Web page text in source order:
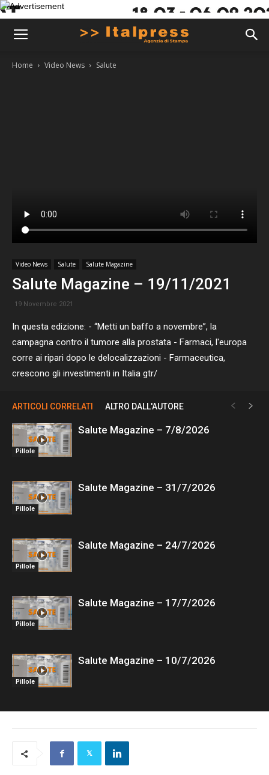
Home Video News Salute
Video News Salute Salute Magazine
Salute Magazine – 19/11/2021
19 Novembre 2021
In questa edizione: - “Metti un baffo a novembre”, la
campagna contro il tumore alla prostata - Farmaci, l'europa
corre ai ripari dopo le delocalizzazioni - Farmaceutica,
crescono gli investimenti in Italia gtr/
ARTICOLI CORRELATI ALTRO DALL'AUTORE
Pillole
Salute Magazine – 7/8/2026
Pillole
Salute Magazine – 31/7/2026
Pillole
Salute Magazine – 24/7/2026
Pillole
Salute Magazine – 17/7/2026
Pillole
Salute Magazine – 10/7/2026